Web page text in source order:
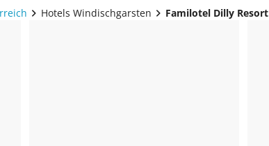
Hotels Windischgarsten Familotel Dilly Resort